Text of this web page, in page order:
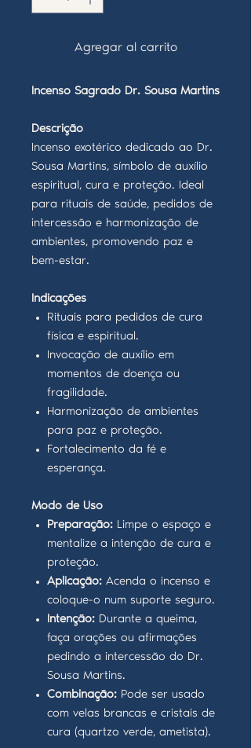
Agregar al carrito
Incenso Sagrado Dr. Sousa Martins
Descrição
Incenso exotérico dedicado ao Dr.
Sousa Martins, símbolo de auxílio
espiritual, cura e proteção. Ideal
para rituais de saúde, pedidos de
intercessão e harmonização de
ambientes, promovendo paz e
bem-estar.
Indicações
Rituais para pedidos de cura
física e espiritual.
Invocação de auxílio em
momentos de doença ou
fragilidade.
Harmonização de ambientes
para paz e proteção.
Fortalecimento da fé e
esperança.
Modo de Uso
Preparação: Limpe o espaço e
mentalize a intenção de cura e
proteção.
Aplicação: Acenda o incenso e
coloque-o num suporte seguro.
Intenção: Durante a queima,
faça orações ou afirmações
pedindo a intercessão do Dr.
Sousa Martins.
Combinação: Pode ser usado
com velas brancas e cristais de
cura (quartzo verde, ametista).